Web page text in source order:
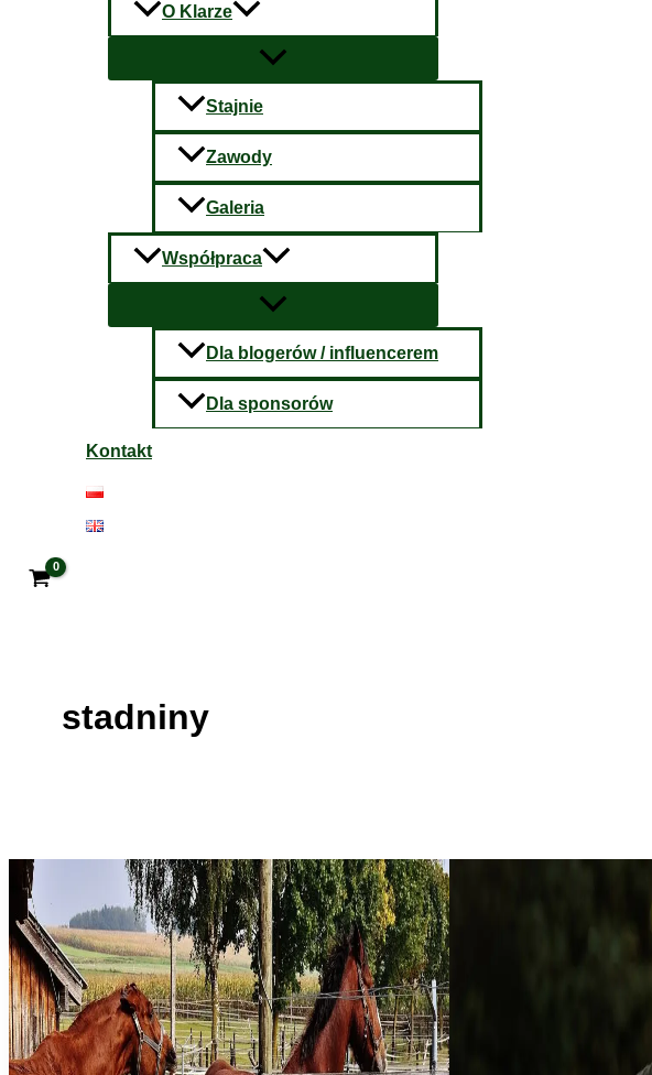
O Klarze
Stajnie
Zawody
Galeria
Współpraca
Dla blogerów / influencerem
Dla sponsorów
Kontakt
stadniny